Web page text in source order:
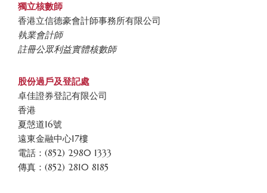
獨立核數師
香港立信德豪會計師事務所有限公司
執業會計師
註冊公眾利益實體核數師
股份過戶及登記處
卓佳證券登記有限公司
香港
夏愨道16號
遠東金融中心17樓
電話：(852) 2980 1333
傳真：(852) 2810 8185